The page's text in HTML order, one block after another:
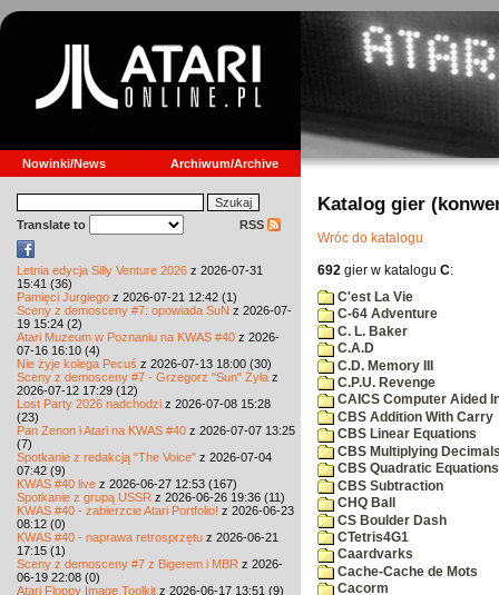
Nowinki/News Archiwum/Archive
Translate to RSS
Letnia edycja Silly Venture 2026 z 2026-07-31
15:41 (36)
Pamięci Jurgiego z 2026-07-21 12:42 (1)
Sceny z demosceny #7: opowiada SuN z 2026-07-
19 15:24 (2)
Atari Muzeum w Poznaniu na KWAS #40 z 2026-
07-16 16:10 (4)
Nie żyje kolega Pecuś z 2026-07-13 18:00 (30)
Sceny z demosceny #7 - Grzegorz "Sun" Żyła z
2026-07-12 17:29 (12)
Lost Party 2026 nadchodzi z 2026-07-08 15:28
(23)
Pan Zenon i Atari na KWAS #40 z 2026-07-07 13:25
(7)
Spotkanie z redakcją "The Voice" z 2026-07-04
07:42 (9)
KWAS #40 live z 2026-06-27 12:53 (167)
Spotkanie z grupą USSR z 2026-06-26 19:36 (11)
KWAS #40 - zabierzcie Atari Portfolio! z 2026-06-23
08:12 (0)
KWAS #40 - naprawa retrosprzętu z 2026-06-21
17:15 (1)
Sceny z demosceny #7 z Bigerem i MBR z 2026-
06-19 22:08 (0)
Atari Floppy Image Toolkit z 2026-06-17 13:51 (9)
Katalog gier
Wróc do katalogu
692 gier w katalogu C:
C'est La Vie
C-64 Adventure
C. L. Baker
C.A.D
C.D. Memory III
C.P.U. Revenge
CAICS Computer Aided
CBS Addition With Carry
CBS Linear Equations
CBS Multiplying
CBS Quadratic Equations
CBS Subtraction
CHQ Ball
CS Boulder Dash
CTetris4G1
Caardvarks
Cache-Cache de Mots
Cacorm